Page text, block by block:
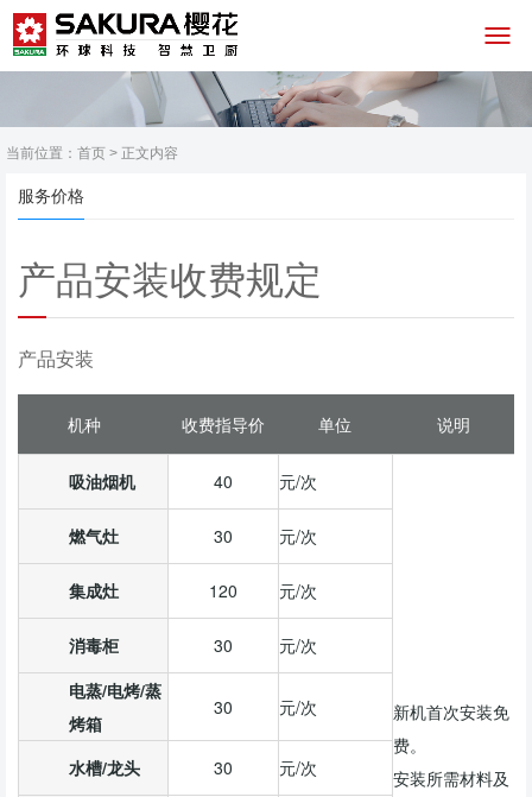
当前位置： 首页 > 正文内容
服务价格
产品安装收费规定
产品安装
机种 收费指导价 单位 说明
吸油烟机 40 元/次
新机首次安装免
费。
安装所需材料及
燃气灶 30 元/次
集成灶 120 元/次
消毒柜 30
元/次
电蒸/电烤/蒸
烤箱
30 元/次
水槽/龙头 30 元/次